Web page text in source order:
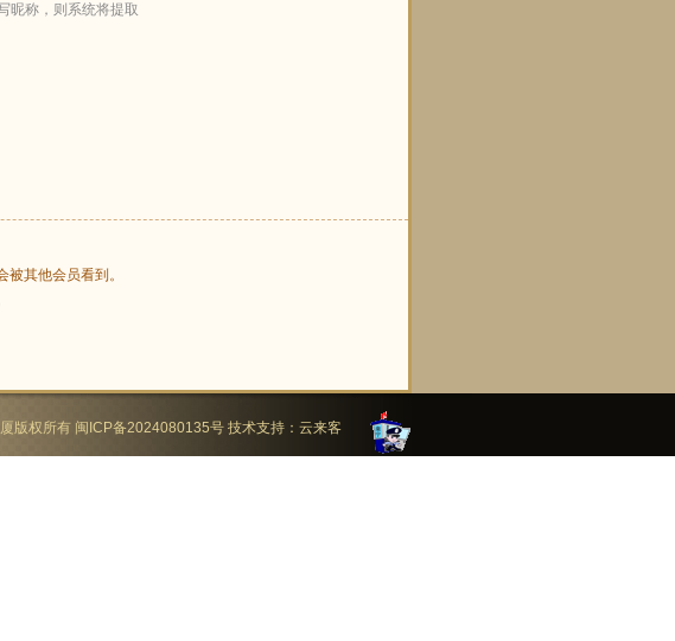
昵称，则系统将提取
其他会员看到。
版权所有 闽ICP备2024080135号 技术支持： 云来客